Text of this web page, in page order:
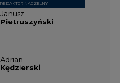
Janusz
Pietruszyński
REDAKTOR NACZELNY
Adrian
Kędzierski